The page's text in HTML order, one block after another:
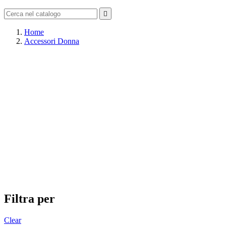

Home
Accessori Donna
Filtra per
Clear